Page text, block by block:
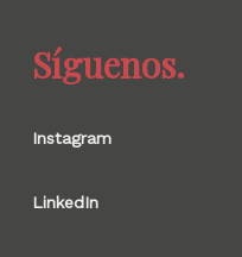
Síguenos.
Instagram
LinkedIn